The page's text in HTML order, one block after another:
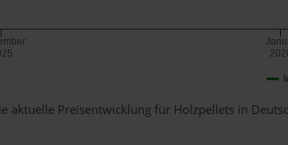
aktuelle Preisentwicklung für Holzpellets in